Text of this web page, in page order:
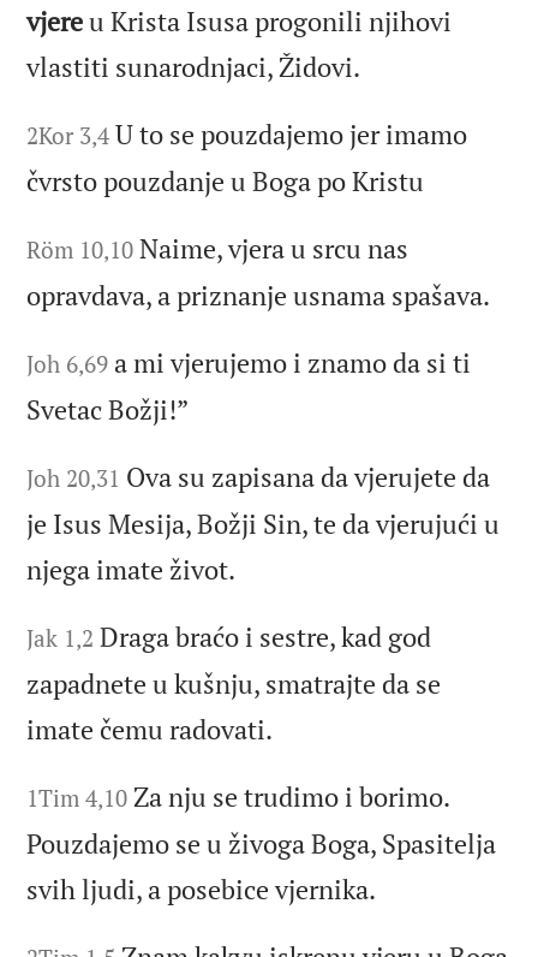
vjereu Krista Isusa progonili njihovi
vlastiti sunarodnjaci, Židovi.
2Kor 3,4 U to se pouzdajemo jer imamo
čvrsto pouzdanje u Boga po Kristu
Röm 10,10 Naime, vjera u srcu nas
opravdava, a priznanje usnama spašava.
Joh 6,69 a mi vjerujemo i znamo da si ti
Svetac Božji!”
Joh 20,31 Ova su zapisana da vjerujete da
je Isus Mesija, Božji Sin, te da vjerujući u
njega imate život.
Jak 1,2 Draga braćo i sestre, kad god
zapadnete u kušnju, smatrajte da se
imate čemu radovati.
1Tim 4,10 Za nju se trudimo i borimo.
Pouzdajemo se u živoga Boga, Spasitelja
svih ljudi, a posebice vjernika.